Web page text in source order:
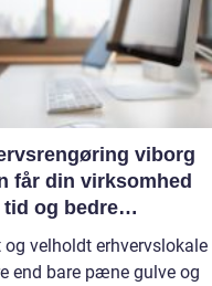
viborg
får din virksomhed
tid og bedre
og velholdt erhvervslokale
end bare pæne gulve og